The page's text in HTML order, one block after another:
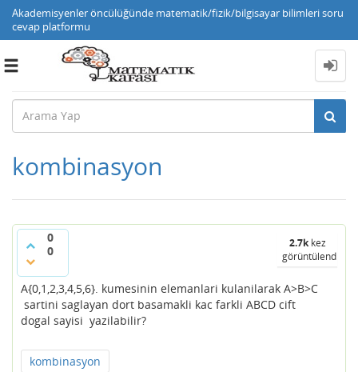
Akademisyenler öncülüğünde matematik/fizik/bilgisayar bilimleri soru
cevap platformu
Toggle
kombinasyon
0
0
2.7kkez
görüntülendi
A{0,1,2,3,4,5,6}. kumesinin elemanlari kulanilarak A>B>C
sartini saglayan dort basamakli kac farkli ABCD cift
dogal sayisi yazilabilir?
kombinasyon